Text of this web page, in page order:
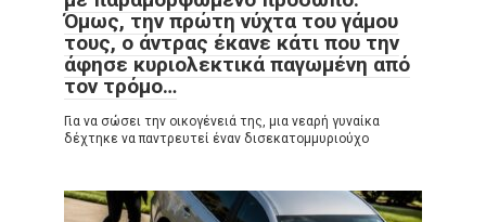
Όμως, την πρώτη νύχτα του γάμου
τους, ο άντρας έκανε κάτι που την
άφησε κυριολεκτικά παγωμένη από
τον τρόμο…
Για να σώσει την οικογένειά της, μια νεαρή γυναίκα
δέχτηκε να παντρευτεί έναν δισεκατομμυριούχο